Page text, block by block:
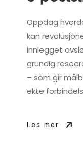
Oppdag
kan
innlegget
grundig
– som gir
ekte
Les mer